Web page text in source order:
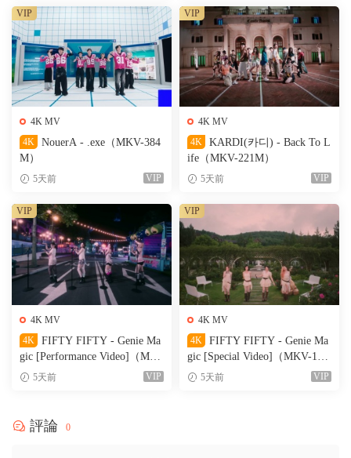
4K MV
4K
NouerA - .exe（MKV-384
M）
5天前 VIP
VIP
4K MV
4K
KARDI(카디) - Back To L
ife（MKV-221M）
5天前 VIP
VIP
4K MV
4K
FIFTY FIFTY - Genie Ma
gic [Performance Video]（MK
V-356M）
5天前 VIP
VIP
4K MV
4K
FIFTY FIFTY - Genie Ma
gic [Special Video]（MKV-199
M）5天前 VIP
VIP
評論 0